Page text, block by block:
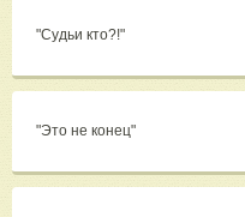
"Судьи кто?!"
"Это не конец"